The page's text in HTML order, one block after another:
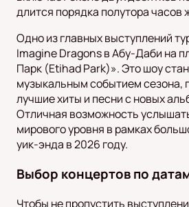
длится порядка полутора часов
Одно из главных выступлений
Imagine Dragons в Абу-Даби на
Парк (Etihad Park)». Это шоу
музыкальным событием сезона,
лучшие хиты и песни с новых
Отличная возможность
мирового уровня в рамках
уик-энда в 2026 году.
Выбор концертов по
Чтобы не пропустить